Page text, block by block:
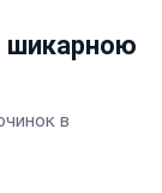
шикарною
в